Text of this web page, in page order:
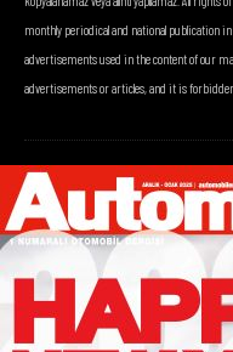
monthly periodical and national publication
advertisements used in the content of our
advertisements or articles, and it is forbidden